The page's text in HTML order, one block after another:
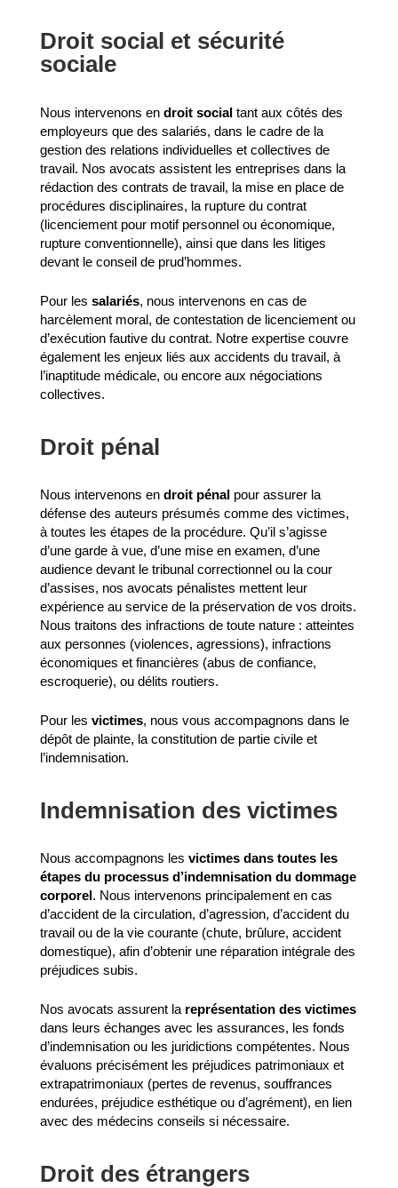
Droit social et sécurité
sociale
Nous intervenons en droit socialtant aux côtés des
employeurs que des salariés, dans le cadre de la
gestion des relations individuelles et collectives de
travail. Nos avocats assistent les entreprises dans la
rédaction des contrats de travail, la mise en place de
procédures disciplinaires, la rupture du contrat
(licenciement pour motif personnel ou économique,
rupture conventionnelle), ainsi que dans les litiges
devant le conseil de prud’hommes.
Pour les salariés, nous intervenons en cas de
harcèlement moral, de contestation de licenciement ou
d’exécution fautive du contrat. Notre expertise couvre
également les enjeux liés aux accidents du travail, à
l’inaptitude médicale, ou encore aux négociations
collectives.
Droit pénal
Nous intervenons en droit pénalpour assurer la
défense des auteurs présumés comme des victimes,
à toutes les étapes de la procédure. Qu’il s’agisse
d’une garde à vue, d’une mise en examen, d’une
audience devant le tribunal correctionnel ou la cour
d’assises, nos avocats pénalistes mettent leur
expérience au service de la préservation de vos droits.
Nous traitons des infractions de toute nature : atteintes
aux personnes (violences, agressions), infractions
économiques et financières (abus de confiance,
escroquerie), ou délits routiers.
Pour les victimes, nous vous accompagnons dans le
dépôt de plainte, la constitution de partie civile et
l’indemnisation.
Indemnisation des victimes
Nous accompagnons les victimes dans toutes les
étapes du processus d’indemnisation du dommage
corporel. Nous intervenons principalement en cas
d’accident de la circulation, d’agression, d’accident du
travail ou de la vie courante (chute, brûlure, accident
domestique), afin d’obtenir une réparation intégrale des
préjudices subis.
Nos avocats assurent la représentation des victimes
dans leurs échanges avec les assurances, les fonds
d’indemnisation ou les juridictions compétentes. Nous
évaluons précisément les préjudices patrimoniaux et
extrapatrimoniaux (pertes de revenus, souffrances
endurées, préjudice esthétique ou d’agrément), en lien
avec des médecins conseils si nécessaire.
Droit des étrangers